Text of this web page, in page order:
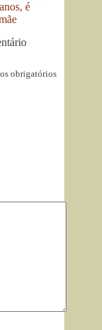
é
obrigatórios